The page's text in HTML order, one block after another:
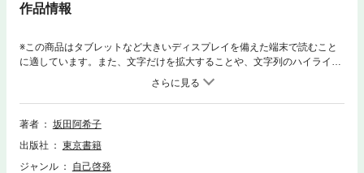
作品情報
※この商品はタブレットなど大きいディスプレイを備えた端末で読むこと
に適しています。また、文字だけを拡大することや、文字列のハイライ
ト、検索、辞書の参照、引用などの機能が使用できません。ミネストロー
ネ、オニオングラタンスープ、クラムチャウダーやコーンポタージュなど
の超定番スープから、えびのビスク、スープ・ド・ポワソン、アクア・コ
ッタ、ガスパチョ、トムヤムクンなどの外国のスープ、酸辣湯、えびワン
ちょっとした煮込み料理まで。
著者
坂田阿希子
出版社
東京書籍
ジャンル
自己啓発